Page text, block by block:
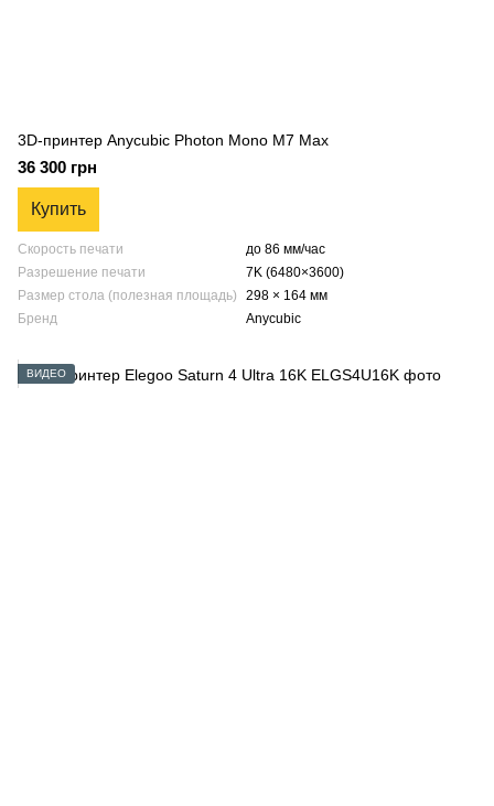
3D-принтер Anycubic Photon Mono M7 Max
36 300 грн
Купить
Скорость печати
до 86 мм/час
Разрешение печати
7K (6480×3600)
Размер стола (полезная площадь)
298 × 164 мм
Бренд
Anycubic
ВИДЕО